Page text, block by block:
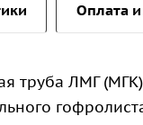
Оплата
труба ЛМГ